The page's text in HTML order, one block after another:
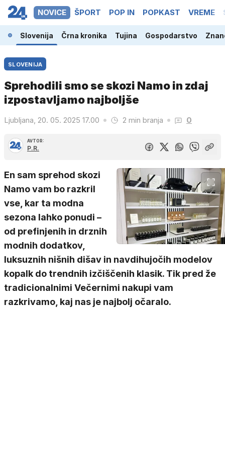
NOVICE ŠPORT POP IN POPKAST VREME
Slovenija Črna kronika Tujina Gospodarstvo
SLOVENIJA
Sprehodili smo se skozi Namo in zdaj
izpostavljamo najboljše
Ljubljana, 20. 05. 2025 17.00 2 min branja 0
AVTOR:
P.R.
En sam sprehod skozi
Namo vam bo razkril
vse, kar ta modna
sezona lahko ponudi –
od prefinjenih in drznih
modnih dodatkov,
luksuznih nišnih dišav in navdihujočih modelov
kopalk do trendnih izčiščenih klasik. Tik pred že
tradicionalnimi Večernimi nakupi vam
razkrivamo, kaj nas je najbolj očaralo.